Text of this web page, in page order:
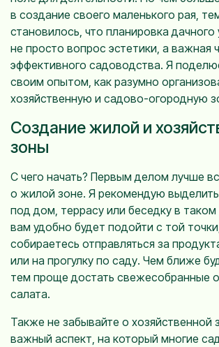
в создание своего маленького рая,
становилось, что планировка
не просто вопрос эстетики, а важная
эффективного садоводства. Я
своим опытом, как разумно
хозяйственную и садово-огородную
Создание жилой и
зоны
С чего начать? Первым делом лучше
о жилой зоне. Я рекомендую
под дом, террасу или беседку в таком
вам удобно будет подойти с той
собираетесь отправляться за
или на прогулку по саду. Чем ближе
тем проще достать свежесобранные
салата.
Также не забывайте о хозяйственной
важный аспект, на который многие